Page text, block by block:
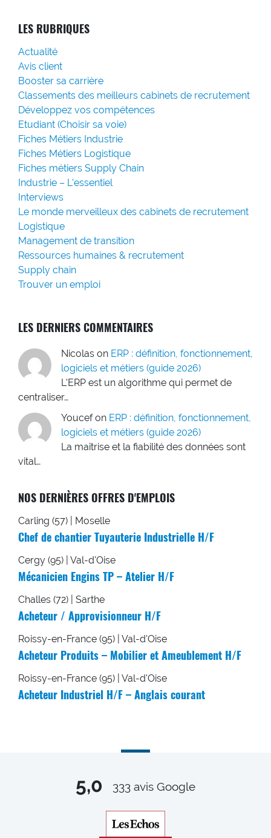
LES RUBRIQUES
Actualité
Avis client
Booster sa carrière
Classements des meilleurs cabinets de recrutement
Développez vos compétences
Etudiant (Choisir sa voie)
Fiches Métiers Industrie
Fiches Métiers Logistique
Fiches métiers Supply Chain
Industrie – L'essentiel
Interviews
Le monde merveilleux des cabinets de recrutement
Logistique
Management de transition
Ressources humaines & recrutement
Supply chain
Trouver un emploi
LES DERNIERS COMMENTAIRES
Nicolas on ERP : définition, fonctionnement,
logiciels et métiers (guide 2026)
L'ERP est un algorithme qui permet de
centraliser…
Youcef on ERP : définition, fonctionnement,
logiciels et métiers (guide 2026)
La maîtrise et la fiabilité des données sont
vital…
NOS DERNIÈRES OFFRES D'EMPLOIS
Carling (57) | Moselle
Chef de chantier Tuyauterie Industrielle H/F
Cergy (95) | Val-d'Oise
Mécanicien Engins TP – Atelier H/F
Challes (72) | Sarthe
Acheteur / Approvisionneur H/F
Roissy-en-France (95) | Val-d'Oise
Acheteur Produits – Mobilier et Ameublement H/F
Roissy-en-France (95) | Val-d'Oise
Acheteur Industriel H/F – Anglais courant
5,0 333 avis Google